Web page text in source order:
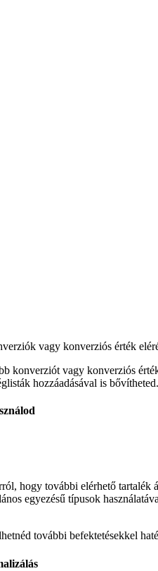
vagy konverziós érték
vagy konverziós
hozzáadásával is bővítheted.
hogy további elérhető tartalék
egyezésű típusok
további befektetésekkel